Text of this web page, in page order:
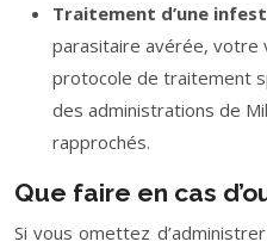
Traitement d’une
parasitaire avérée, votre
protocole de traitement
des administrations de
rapprochés.
Que faire en cas
Si vous omettez